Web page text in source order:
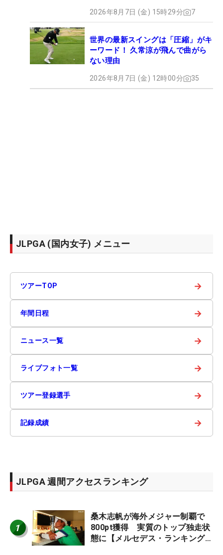
2026年8月7日 (金) 15時29分 7
世界の最新スイングは「圧縮」がキ
ーワード！ 久常涼が飛んで曲がら
ない理由
2026年8月7日 (金) 12時00分 35
JLPGA (国内女子) メニュー
ツアーTOP →
年間日程 →
ニュース一覧 →
ライブフォト一覧 →
ツアー登録選手 →
記録成績 →
JLPGA 週間アクセスランキング
1
桑木志帆が海外メジャー制覇で
800pt獲得 実質のトップ独走状
態に【メルセデス・ランキング番